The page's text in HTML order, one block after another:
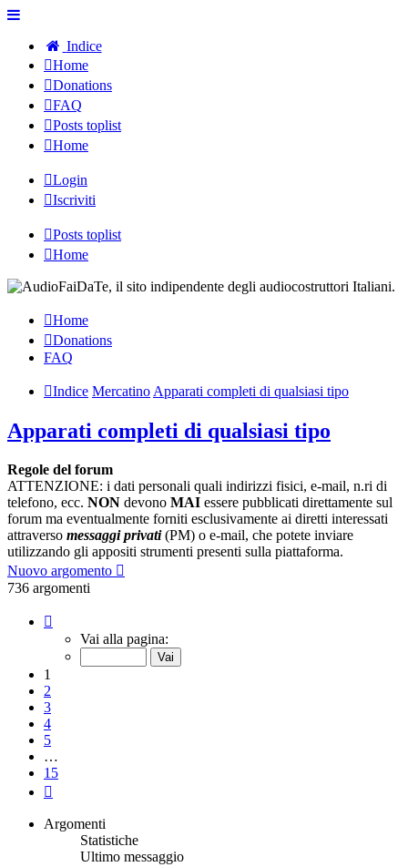
Indice
Home
Donations
FAQ
Posts toplist
Home
Login
Iscriviti
Posts toplist
Home
Home
Donations
FAQ
Indice Mercatino Apparati completi di qualsiasi tipo
Apparati completi di qualsiasi tipo
Regole del forum
ATTENZIONE: i dati personali quali indirizzi fisici, e-mail, n.ri di
telefono, ecc. NON devono MAI essere pubblicati direttamente sul
forum ma eventualmente forniti esclusivamente ai diretti interessati
attraverso messaggi privati(PM) o e-mail, che potete inviare
utilizzando gli appositi strumenti presenti sulla piattaforma.
Nuovo argomento
736 argomenti
Vai alla pagina:
1
2
3
4
5
…
15
Argomenti
Statistiche
Ultimo messaggio